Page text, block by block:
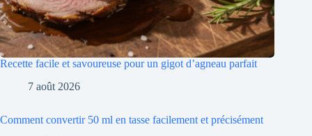
Recette facile et savoureuse pour un gigot d’agneau parfait
7 août 2026
Comment convertir 50 ml en tasse facilement et précisément